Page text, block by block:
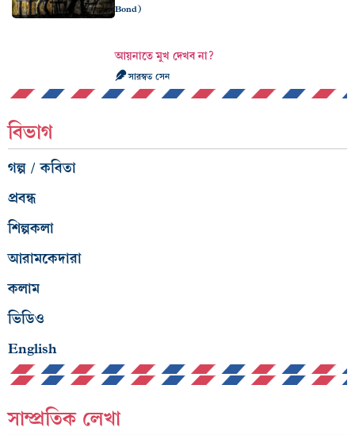
Bond)
আয়নাতে মুখ দেখব না?
সারস্বত সেন
বিভাগ
গল্প / কবিতা
প্রবন্ধ
শিল্পকলা
আরামকেদারা
কলাম
ভিডিও
English
সাম্প্রতিক লেখা